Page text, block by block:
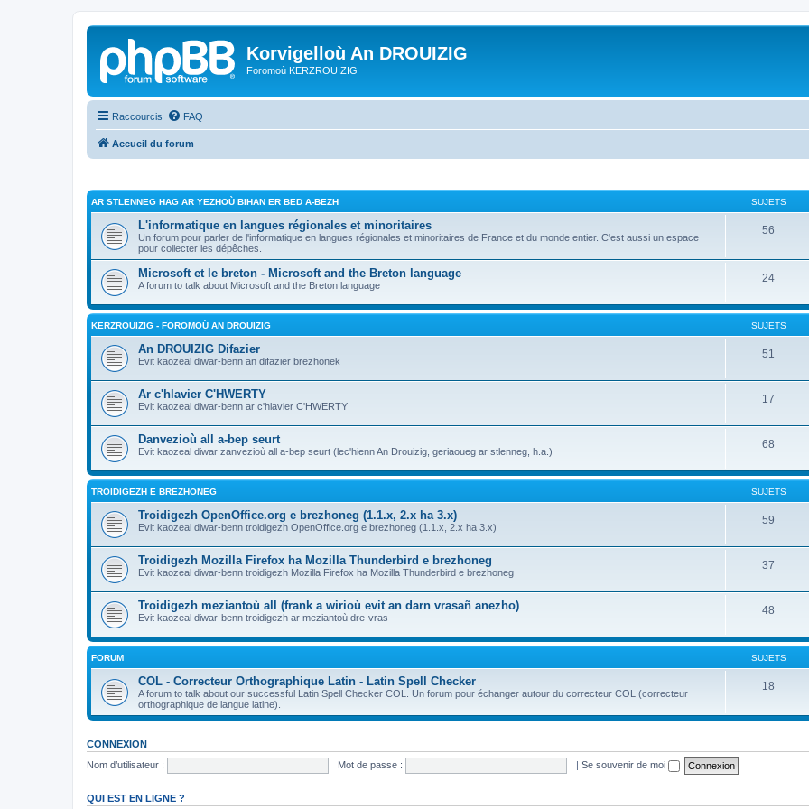
Korvigelloù An DROUIZIG
Foromoù KERZROUIZIG
Raccourcis FAQ
Accueil du forum
AR STLENNEG HAG AR YEZHOÙ BIHAN ER BED A-BEZH SUJETS
L'informatique en langues régionales et minoritaires
Un forum pour parler de l'informatique en langues régionales et minoritaires de France et du monde entier. C'est aussi un espace
pour collecter les dépêches.
56
Microsoft et le breton - Microsoft and the Breton language
A forum to talk about Microsoft and the Breton language
24
KERZROUIZIG - FOROMOÙ AN DROUIZIG SUJETS
An DROUIZIG Difazier
Evit kaozeal diwar-benn an difazier brezhonek
51
Ar c'hlavier C'HWERTY
Evit kaozeal diwar-benn ar c'hlavier C'HWERTY
17
Danvezioù all a-bep seurt
Evit kaozeal diwar zanvezioù all a-bep seurt (lec'hienn An Drouizig, geriaoueg ar stlenneg, h.a.)
68
TROIDIGEZH E BREZHONEG SUJETS
Troidigezh OpenOffice.org e brezhoneg (1.1.x, 2.x ha 3.x)
Evit kaozeal diwar-benn troidigezh OpenOffice.org e brezhoneg (1.1.x, 2.x ha 3.x)
59
Troidigezh Mozilla Firefox ha Mozilla Thunderbird e brezhoneg
Evit kaozeal diwar-benn troidigezh Mozilla Firefox ha Mozilla Thunderbird e brezhoneg
37
Troidigezh meziantoù all (frank a wirioù evit an darn vrasañ anezho)
Evit kaozeal diwar-benn troidigezh ar meziantoù dre-vras
48
FORUM SUJETS
COL - Correcteur Orthographique Latin - Latin Spell Checker
A forum to talk about our successful Latin Spell Checker COL. Un forum pour échanger autour du correcteur COL (correcteur
orthographique de langue latine).
18
CONNEXION
Nom d’utilisateur :
Mot de passe : | Se souvenir de moi
QUI EST EN LIGNE ?